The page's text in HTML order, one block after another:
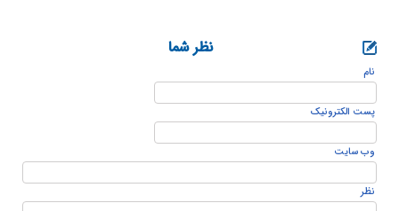
نظر شما
نام
پست الكترونيک
وب سایت
نظر